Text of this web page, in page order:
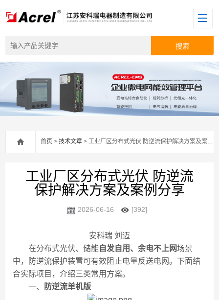
首页 >技术文章 > 工业厂区分布式光伏 防逆流保护解决方案及案例分享
工业厂区分布式光伏 防逆流
保护解决方案及案例分享
2026-06-16 [392]
安科瑞 刘迈
在分布式光伏、储能自发自用、余电不上网场景
中，防逆流保护装置可有效阻止电量反送电网。下面结
合实际项目，介绍三类常用方案。
一、
防逆流单机版